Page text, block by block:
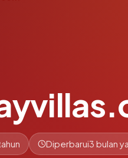
Diperbarui3 bulan